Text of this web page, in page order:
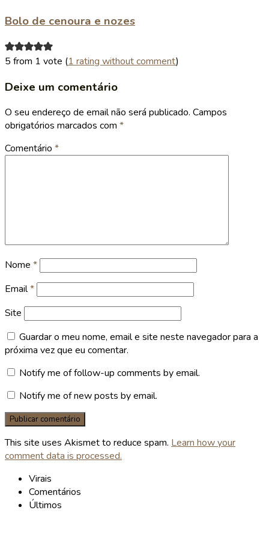
Bolo de cenoura e nozes
5 from 1 vote (1 rating without comment)
Deixe um comentário
O seu endereço de email não será publicado. Campos
obrigatórios marcados com *
Comentário *
Nome *
Email*
Site
Guardar o meu nome, email e site neste navegador para a
próxima vez que eu comentar.
Notify me of follow-up comments by email.
Notify me of new posts by email.
This site uses Akismet to reduce spam. Learn how your
comment data is processed.
Virais
Comentários
Últimos